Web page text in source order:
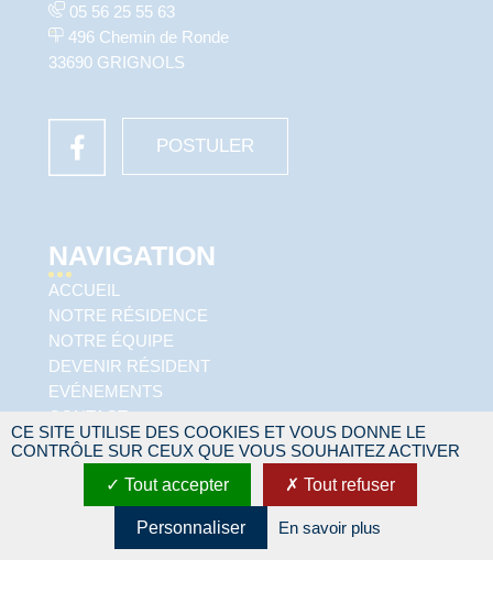
05 56 25 55 63
496 Chemin de Ronde
33690 GRIGNOLS
POSTULER
NAVIGATION
ACCUEIL
NOTRE RÉSIDENCE
NOTRE ÉQUIPE
DEVENIR RÉSIDENT
EVÉNEMENTS
CONTACT
LE RÉSEAU RESIDALYA
CE SITE UTILISE DES COOKIES ET VOUS DONNE LE
CONTRÔLE SUR CEUX QUE VOUS SOUHAITEZ ACTIVER
Tout accepter
Tout refuser
Personnaliser En savoir plus